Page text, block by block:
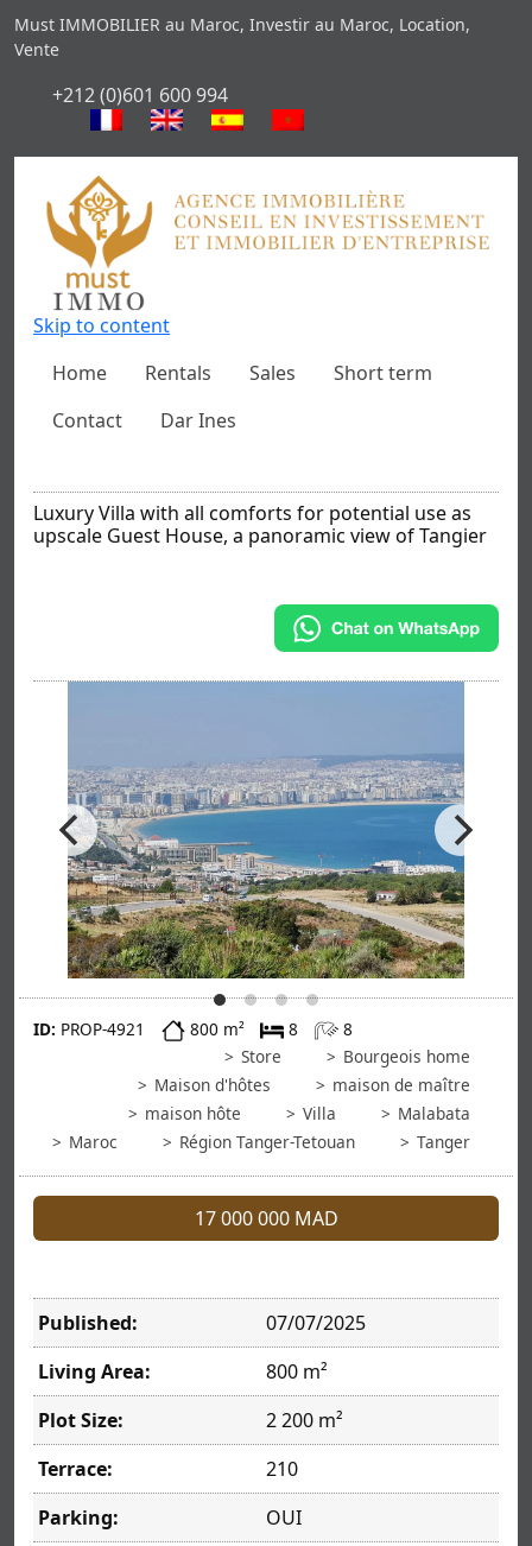
Must IMMOBILIER au Maroc, Investir au Maroc, Location,
Vente
+212 (0)601 600 994
Skip to content
Home
Rentals Sales
Short term
Contact
Dar Ines
Luxury Villa with all comforts for potential use as
upscale Guest House, a panoramic view of Tangier
ID: PROP-4921 800 m² 8
8
Store
Bourgeois home
Maison d'hôtes
maison de maître
maison hôte
Villa
Malabata
Maroc
Région Tanger-Tetouan Tanger
17 000 000 MAD
Published:
07/07/2025
Living Area:
800 m²
Plot Size:
2 200 m²
Terrace:
210
Parking:
OUI